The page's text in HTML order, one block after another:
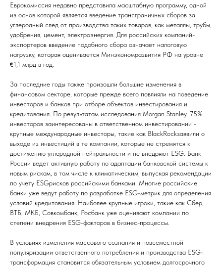
Еврокомиссия недавно представила масштабную программу, одной
из основ которой является введение трансграничных сборов за
углеродный след от производства таких товаров, как металлы, трубы,
удобрения, цемент, электроэнергия. Для российских компаний-
экспортеров введение подобного сбора означает налоговую
нагрузку, которая оценивается Минэкономразвития РФ на уровне
€1,1 млрд в год.
За последние годы также произошли большие изменения в
финансовом секторе, которые прежде всего повлияли на поведение
инвесторов и банков при отборе объектов инвестирования и
кредитования. По результатам исследования Morgan Stanley, 75%
инвесторов заинтересованы в ответственном инвестировании -
крупные международные инвесторы, такие как BlackRockзаявили о
выходе из инвестиций в те компании, которые не стремятся к
достижению углеродной нейтральности и не внедряют ESG. Банк
России ведет активную работу по адаптации банковской системы к
новым рискам, в том числе к климатическим, выпуская рекомендации
по учету ESGрисков российскими банками. Многие российские
банки уже ведут работу по разработке ESG-метрик для определения
условий кредитования. Наиболее крупные игроки, такие как Сбер,
ВТБ, МКБ, Совкомбанк, Росбанк уже оценивают компании по
степени внедрения ESG-факторов в бизнес-процессы.
В условиях изменения массового сознания и повсеместной
популяризации ответственного потребления и производства ESG-
трансформация становится обязательным условием долгосрочного